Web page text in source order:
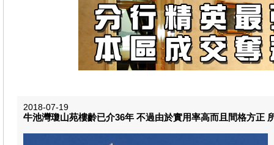
2018-07-19
牛池灣瓊山苑樓齡已介36年 不過由於實用率高而且間格方正